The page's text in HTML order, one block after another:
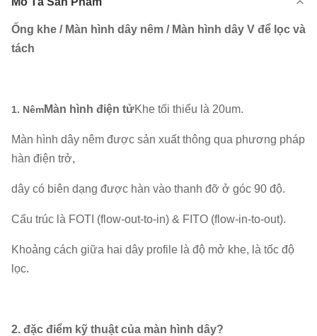
Ống khe / Màn hình dây nêm / Màn hình dây V để lọc và
tách
1. NêmMàn hình điện tửKhe tối thiểu là 20um.
Màn hình dây nêm được sản xuất thông qua phương pháp
hàn điện trở,
dây có biên dạng được hàn vào thanh đỡ ở góc 90 độ.
Cấu trúc là FOTI (flow-out-to-in) & FITO (flow-in-to-out).
Khoảng cách giữa hai dây profile là độ mở khe, là tốc độ
lọc.
2. đặc điểm kỹ thuật của màn hình dây?